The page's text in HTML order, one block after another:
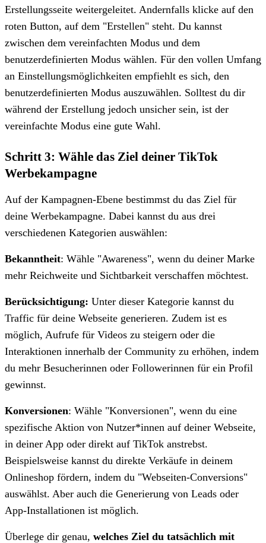
Erstellungsseite weitergeleitet. Andernfalls klicke auf den
roten Button, auf dem "Erstellen" steht. Du kannst
zwischen dem vereinfachten Modus und dem
benutzerdefinierten Modus wählen. Für den vollen Umfang
an Einstellungsmöglichkeiten empfiehlt es sich, den
benutzerdefinierten Modus auszuwählen. Solltest du dir
während der Erstellung jedoch unsicher sein, ist der
vereinfachte Modus eine gute Wahl.
Schritt 3: Wähle das Ziel deiner TikTok
Werbekampagne
Auf der Kampagnen-Ebene bestimmst du das Ziel für
deine Werbekampagne. Dabei kannst du aus drei
verschiedenen Kategorien auswählen:
Bekanntheit: Wähle "Awareness", wenn du deiner Marke
mehr Reichweite und Sichtbarkeit verschaffen möchtest.
Berücksichtigung: Unter dieser Kategorie kannst du
Traffic für deine Webseite generieren. Zudem ist es
möglich, Aufrufe für Videos zu steigern oder die
Interaktionen innerhalb der Community zu erhöhen, indem
du mehr Besucherinnen oder Followerinnen für ein Profil
gewinnst.
Konversionen: Wähle "Konversionen", wenn du eine
spezifische Aktion von Nutzer*innen auf deiner Webseite,
in deiner App oder direkt auf TikTok anstrebst.
Beispielsweise kannst du direkte Verkäufe in deinem
Onlineshop fördern, indem du "Webseiten-Conversions"
auswählst. Aber auch die Generierung von Leads oder
App-Installationen ist möglich.
Überlege dir genau, welches Ziel du tatsächlich mit